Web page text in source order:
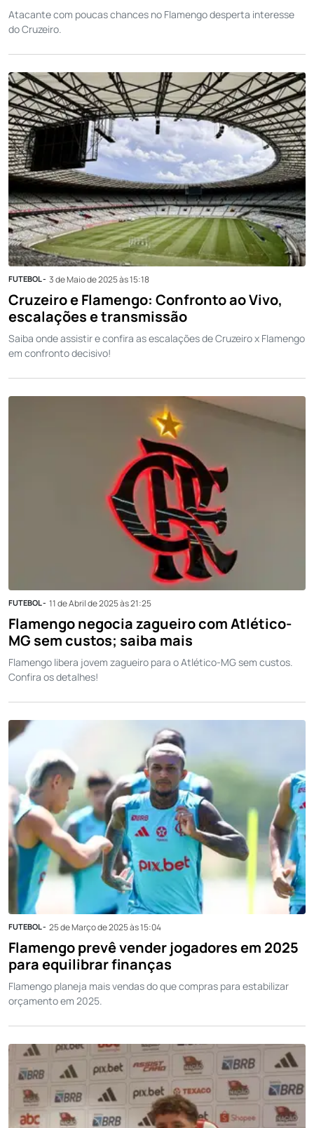
Atacante com poucas chances no Flamengo desperta interesse
do Cruzeiro.
FUTEBOL - 3 de Maio de 2025 às 15:18
Cruzeiro e Flamengo: Confronto ao Vivo,
escalações e transmissão
Saiba onde assistir e confira as escalações de Cruzeiro x Flamengo
em confronto decisivo!
FUTEBOL - 11 de Abril de 2025 às 21:25
Flamengo negocia zagueiro com Atlético-
MG sem custos; saiba mais
Flamengo libera jovem zagueiro para o Atlético-MG sem custos.
Confira os detalhes!
FUTEBOL - 25 de Março de 2025 às 15:04
Flamengo prevê vender jogadores em 2025
para equilibrar finanças
Flamengo planeja mais vendas do que compras para estabilizar
orçamento em 2025.